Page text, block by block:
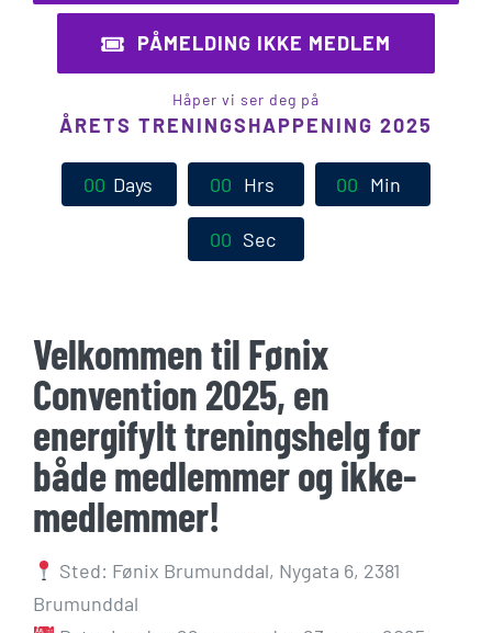
PÅMELDING IKKE MEDLEM
Håper vi ser deg på
ÅRETS TRENINGSHAPPENING 2025
00 Days 00 Hrs 00 Min
00 Sec
Velkommen til Fønix
Convention 2025, en
energifylt treningshelg for
både medlemmer og ikke-
medlemmer!
Sted: Fønix Brumunddal, Nygata 6, 2381
Brumunddal